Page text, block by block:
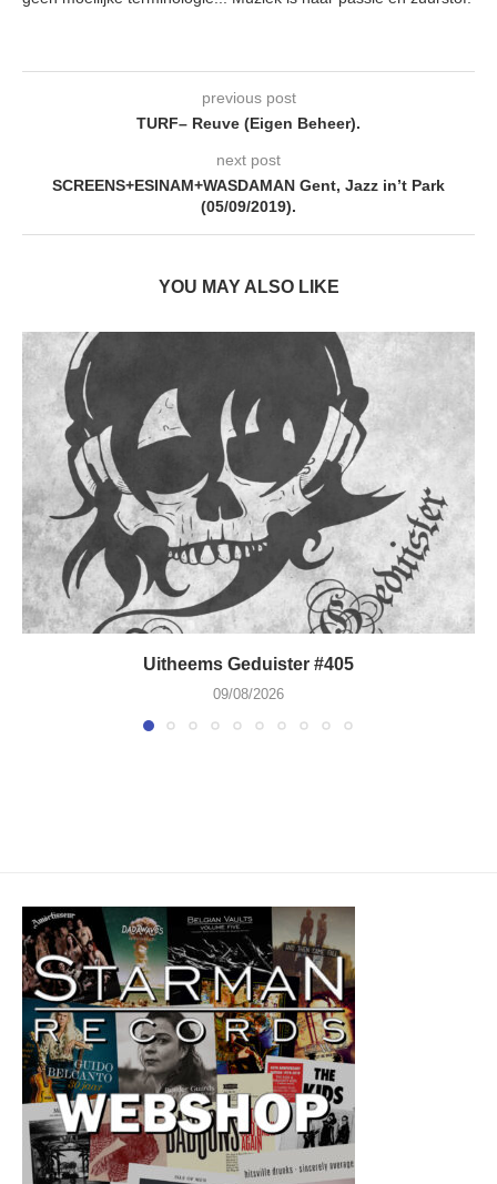
previous post
TURF– Reuve (Eigen Beheer).
next post
SCREENS+ESINAM+WASDAMAN Gent, Jazz in’t Park
(05/09/2019).
YOU MAY ALSO LIKE
Uitheems Geduister #405
09/08/2026